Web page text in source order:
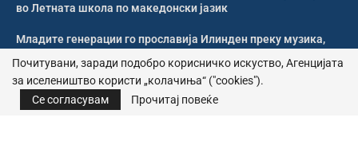
во Летната школа по македонски јазик
Младите генерации го прославија Илинден преку музика,
Свечено и молитвено одбележан Илинден во Џилонг
Почитувани, заради подобро корисничко искуство, Агенцијата
за иселеништво користи „колачиња“ ("cookies").
Се согласувам
Прочитај повеќе